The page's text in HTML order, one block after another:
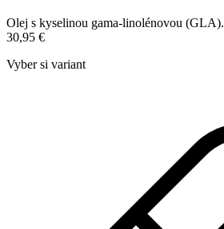
Olej s kyselinou gama-linolénovou (GLA).
30,95 €
Vyber si variant